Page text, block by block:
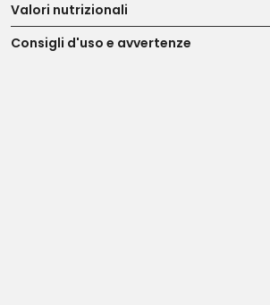
Valori nutrizionali
Consigli d'uso e avvertenze